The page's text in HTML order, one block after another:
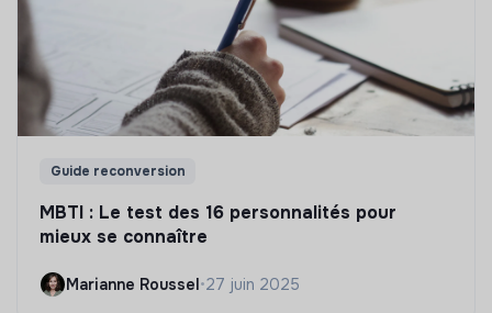
Guide reconversion
MBTI : Le test des 16 personnalités pour
mieux se connaître
Marianne Roussel•27 juin 2025